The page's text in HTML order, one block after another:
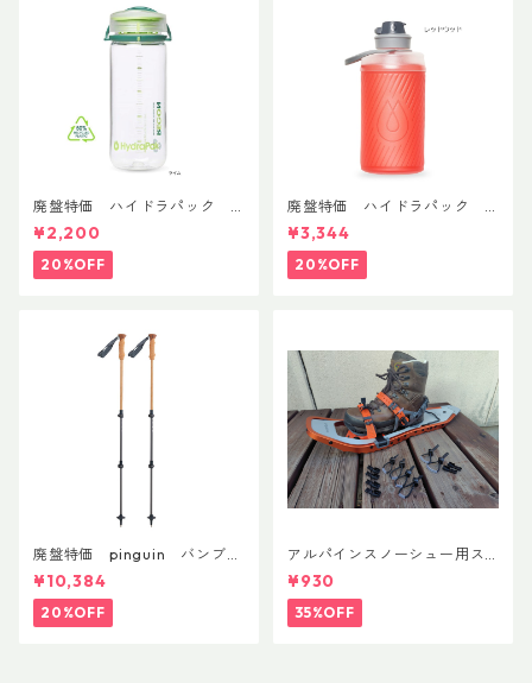
廃盤特価 ハイドラパック
リーコン ツイスト＆シップ 50
0ml
¥2,200
20%OFF
廃盤特価 ハイドラパック
フラックス 750ml
¥3,344
20%OFF
廃盤特価 pinguin バンブー
FLフォーム(ペア)
¥10,384
20%OFF
アルパインスノーシュー用ス
トラップキャッチ(ペア)
¥930
35%OFF